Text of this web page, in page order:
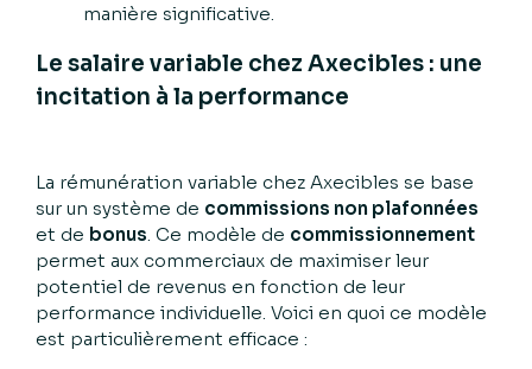
manière significative.
Le salaire variable chez Axecibles : une
incitation à la performance
La rémunération variable chez Axecibles se base
sur un système de commissions non plafonnées
et de bonus . Ce modèle de commissionnement
permet aux commerciaux de maximiser leur
potentiel de revenus en fonction de leur
performance individuelle. Voici en quoi ce modèle
est particulièrement efficace :